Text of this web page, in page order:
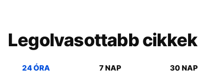
Legolvasottabb cikkek
24 ÓRA 7 NAP 30 NAP